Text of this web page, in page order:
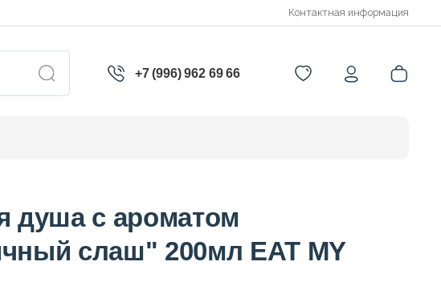
Контактная информация
+7 (996) 962 69 66
душа с ароматом
слаш" 200мл EAT MY